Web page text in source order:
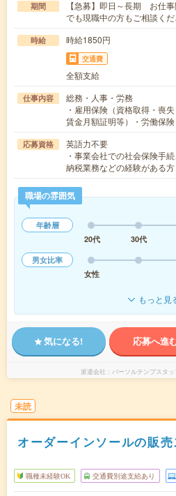
期間
【急募】即日～長期 お仕
でも現職中の方もご相談く
時給 時給1850円
交通費
全額支給
仕事内容
総務・人事・労務
・雇用保険（資格取得・喪
賃金月額証明等）・労働保
応募資格
英語力不要
・事業会社での社会保険手
納税業務などの経験がある
職場の雰囲気
年齢層
20代
30代
男女比率
女性
もっと見
気になる! 応募へ進
派遣会社 パーソルテンプスタ
未読
オーダーインソールの販
職種未経験OK 交通費別途支給あり